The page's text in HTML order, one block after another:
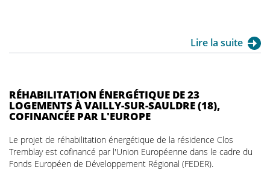
Lire la suite
RÉHABILITATION ÉNERGÉTIQUE DE 23
LOGEMENTS À VAILLY-SUR-SAULDRE (18),
COFINANCÉE PAR L'EUROPE
Le projet de réhabilitation énergétique de la résidence Clos
Tremblay est cofinancé par l'Union Européenne dans le cadre du
Fonds Européen de Développement Régional (FEDER).